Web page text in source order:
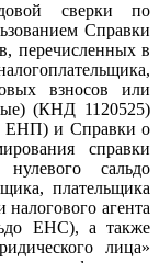
сверки по
Справки
перечисленных в
взносов или
(КНД 1120525)
ЕНП) и Справки о
справки
сальдо
плательщика
агента
ЕНС), а также
лица»